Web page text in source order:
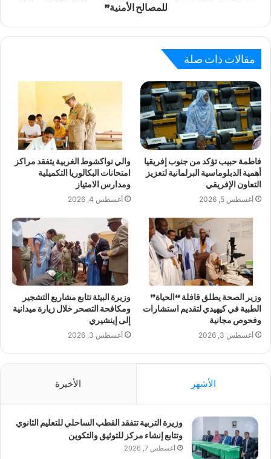
للمصالح الأمنية”
مقالات ذات صلة
فاطمة حبيب تؤكد من جنوب إفريقيا
أهمية الدبلوماسية البرلمانية لتعزيز
التعاون الإفريقي
أغسطس 5, 2026
والي نواكشوط الغربية يتفقد مراكز
امتحانات البكالوريا التكميلية
ومدارس الامتياز
أغسطس 4, 2026
وزير الصحة يطلق قافلة “الحياة”
الطبية في كيهيدي لتقديم استشارات
وفحوص مجانية
أغسطس 3, 2026
وزيرة البيئة تتابع مشاريع التشجير
ومكافحة التصحر خلال زيارة ميدانية
إلى إينشيري
أغسطس 3, 2026
الأشهر الأخيرة
وزيرة التربية تتفقد القطب الساحلي للتعليم الثانوي
وتتابع إنشاء مركز للتوثيق والتكوين
أغسطس 7, 2026